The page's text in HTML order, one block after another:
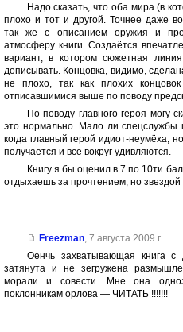
Надо сказать, что оба мира (в
плохо и тот и другой. Точнее даже
так же с описанием оружия и
атмосферу книги. Создаётся
вариант, в котором сюжетная
дописывать. Концовка, видимо,
не плохо, так как плохих
отписавшимися выше по поводу
По поводу главного героя могу
это нормально. Мало ли спецслужбы
когда главный герой идиот-неумёха,
получается и все вокруг удивляются.
Книгу я бы оценил в 7 по 10ти
отдыхаешь за прочтением, но звездой
Freezman, 7 августа 2009 г.
Оенчь захватывающая книга
затянута и не зегружена
морали и совести. Мне она
поклонникам орлова — ЧИТАТЬ !!!!!!!